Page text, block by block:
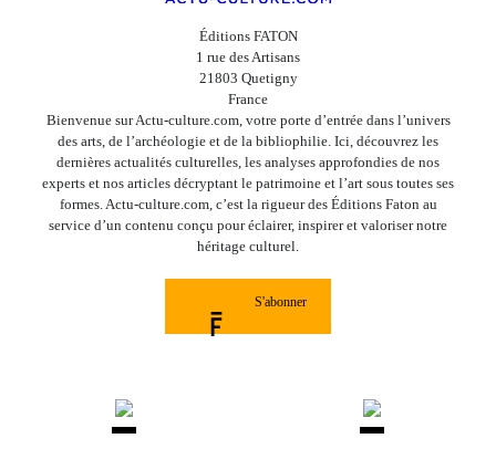
Éditions FATON
1 rue des Artisans
21803 Quetigny
France
Bienvenue sur Actu-culture.com, votre porte d’entrée dans l’univers
des arts, de l’archéologie et de la bibliophilie. Ici, découvrez les
dernières actualités culturelles, les analyses approfondies de nos
experts et nos articles décryptant le patrimoine et l’art sous toutes ses
formes. Actu-culture.com, c’est la rigueur des Éditions Faton au
service d’un contenu conçu pour éclairer, inspirer et valoriser notre
héritage culturel.
S'abonner